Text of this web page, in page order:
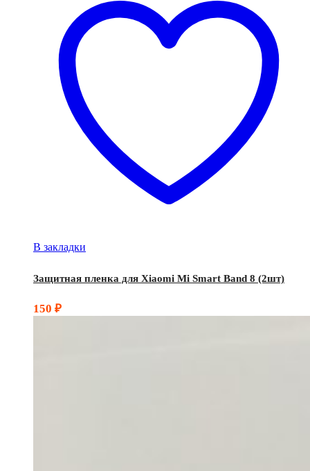
В закладки
Защитная пленка для Xiaomi Mi Smart Band 8 (2шт)
150 ₽